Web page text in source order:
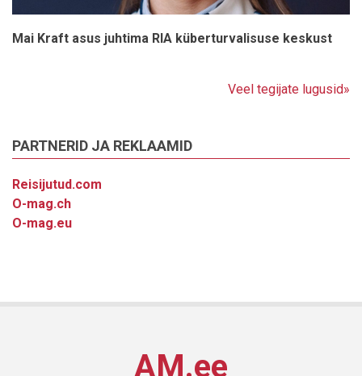
Mai Kraft asus juhtima RIA küberturvalisuse keskust
Veel tegijate lugusid»
PARTNERID JA REKLAAMID
Reisijutud.com
O-mag.ch
O-mag.eu
AM.ee